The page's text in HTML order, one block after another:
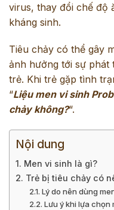
virus, thay đổi chế độ
kháng sinh.
Tiêu chảy có thể gây
ảnh hưởng tới sự phát
trẻ. Khi trẻ gặp tình
“Liệu men vi sinh
chảy không?“.
Nội dung
1. Men vi sinh là gì?
2. Trẻ bị tiêu chảy có
2.1. Lý do nên dùng
2.2. Lưu ý khi lựa chọn